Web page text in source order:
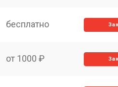
бесплатно
от 1000 ₽